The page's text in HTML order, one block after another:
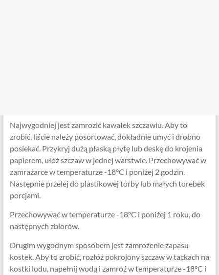
Najwygodniej jest zamrozić kawałek szczawiu. Aby to
zrobić, liście należy posortować, dokładnie umyć i drobno
posiekać. Przykryj dużą płaską płytę lub deskę do krojenia
papierem, ułóż szczaw w jednej warstwie. Przechowywać w
zamrażarce w temperaturze -18°C i poniżej 2 godzin.
Następnie przelej do plastikowej torby lub małych torebek
porcjami.
Przechowywać w temperaturze -18°C i poniżej 1 roku, do
następnych zbiorów.
Drugim wygodnym sposobem jest zamrożenie zapasu
kostek. Aby to zrobić, rozłóż pokrojony szczaw w tackach na
kostki lodu, napełnij wodą i zamroź w temperaturze -18°C i